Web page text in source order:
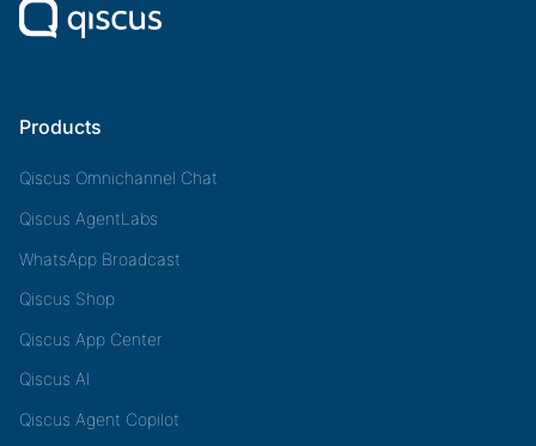
Products
Qiscus Omnichannel Chat
Qiscus AgentLabs
WhatsApp Broadcast
Qiscus Shop
Qiscus App Center
Qiscus AI
Qiscus Agent Copilot